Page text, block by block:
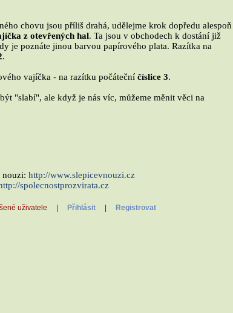
chovu jsou příliš drahá, udělejme krok dopředu alespoň
z otevřených hal. Ta jsou v obchodech k dostání již
je poznáte jinou barvou papírového plata. Razítka na
.
vajíčka - na razítku počáteční číslice 3.
"slabí", ale když je nás víc, můžeme měnit věci na
nouzi: http://www.slepicevnouzi.cz
spolecnostprozvirata.cz
uživatele | Přihlásit Registrovat